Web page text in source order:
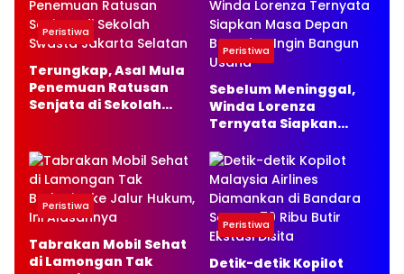
Peristiwa
Terungkap, Asal Mula
Penemuan Ratusan
Senjata di Sekolah
Peristiwa
Sebelum Meninggal,
Winda Lorenza
Ternyata Siapkan
Ingin Bangun Usaha
Peristiwa
Tabrakan Mobil Sehat
di Lamongan Tak
Peristiwa
Detik-detik Kopilot